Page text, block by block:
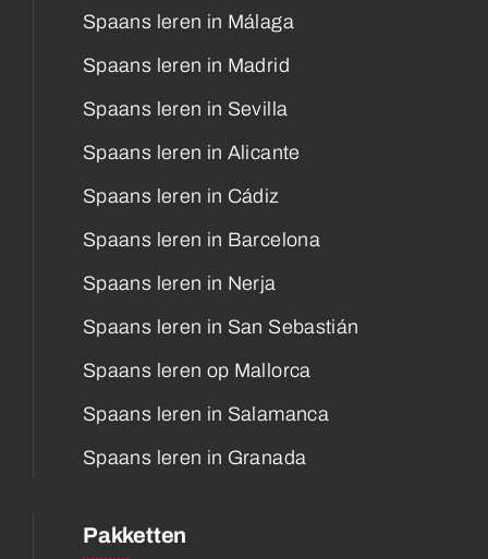
Spaans leren in Málaga
Spaans leren in Madrid
Spaans leren in Sevilla
Spaans leren in Alicante
Spaans leren in Cádiz
Spaans leren in Barcelona
Spaans leren in Nerja
Spaans leren in San Sebastián
Spaans leren op Mallorca
Spaans leren in Salamanca
Spaans leren in Granada
Pakketten